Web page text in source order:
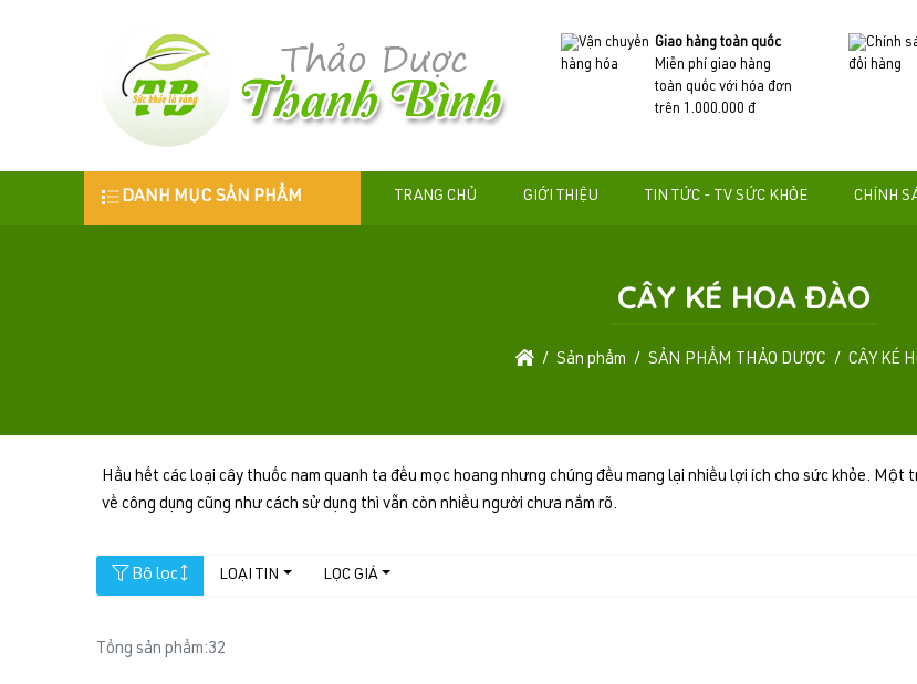
Giao hàng toàn quốc
Miễn phí giao hàng
toàn quốc với hóa đơn
trên 1.000.000 đ
DANH MỤC SẢN PHẨM TRANG CHỦ GIỚI THIỆU TIN TỨC - TV SỨC KHỎE CHÍNH
CÂY KÉ HOA ĐÀO
Sản phẩm SẢN PHẨM THẢO DƯỢC CÂY KÉ
Hầu hết các loại cây thuốc nam quanh ta đều mọc hoang nhưng chúng đều mang lại nhiều lợi ích cho sức khỏe.
về công dụng cũng như cách sử dụng thì vẫn còn nhiều người chưa nắm rõ.
Bộ lọc LOẠI TIN LỌC GIÁ
Tổng sản phẩm:32